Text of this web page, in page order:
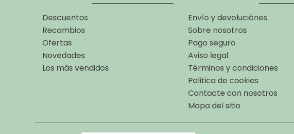
Descuentos
Recambios
Ofertas
Novedades
Los más vendidos
Envío y devoluciónes
Sobre nosotros
Pago seguro
Aviso legal
Términos y condiciones
Politica de cookies
Contacte con nosotros
Mapa del sitio